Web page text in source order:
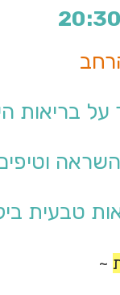
על בריאות
השראה
טבעית
~